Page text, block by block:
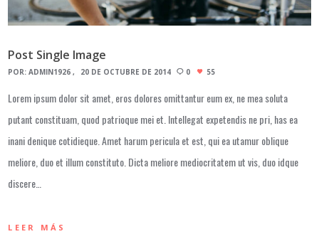
Post Single Image
POR:ADMIN1926 20 DE OCTUBRE DE 2014 0 55
Lorem ipsum dolor sit amet, eros dolores omittantur eum ex, ne mea soluta
putant constituam, quod patrioque mei et. Intellegat expetendis ne pri, has ea
inani denique cotidieque. Amet harum pericula et est, qui ea utamur oblique
meliore, duo et illum constituto. Dicta meliore mediocritatem ut vis, duo idque
discere…
LEER MÁS